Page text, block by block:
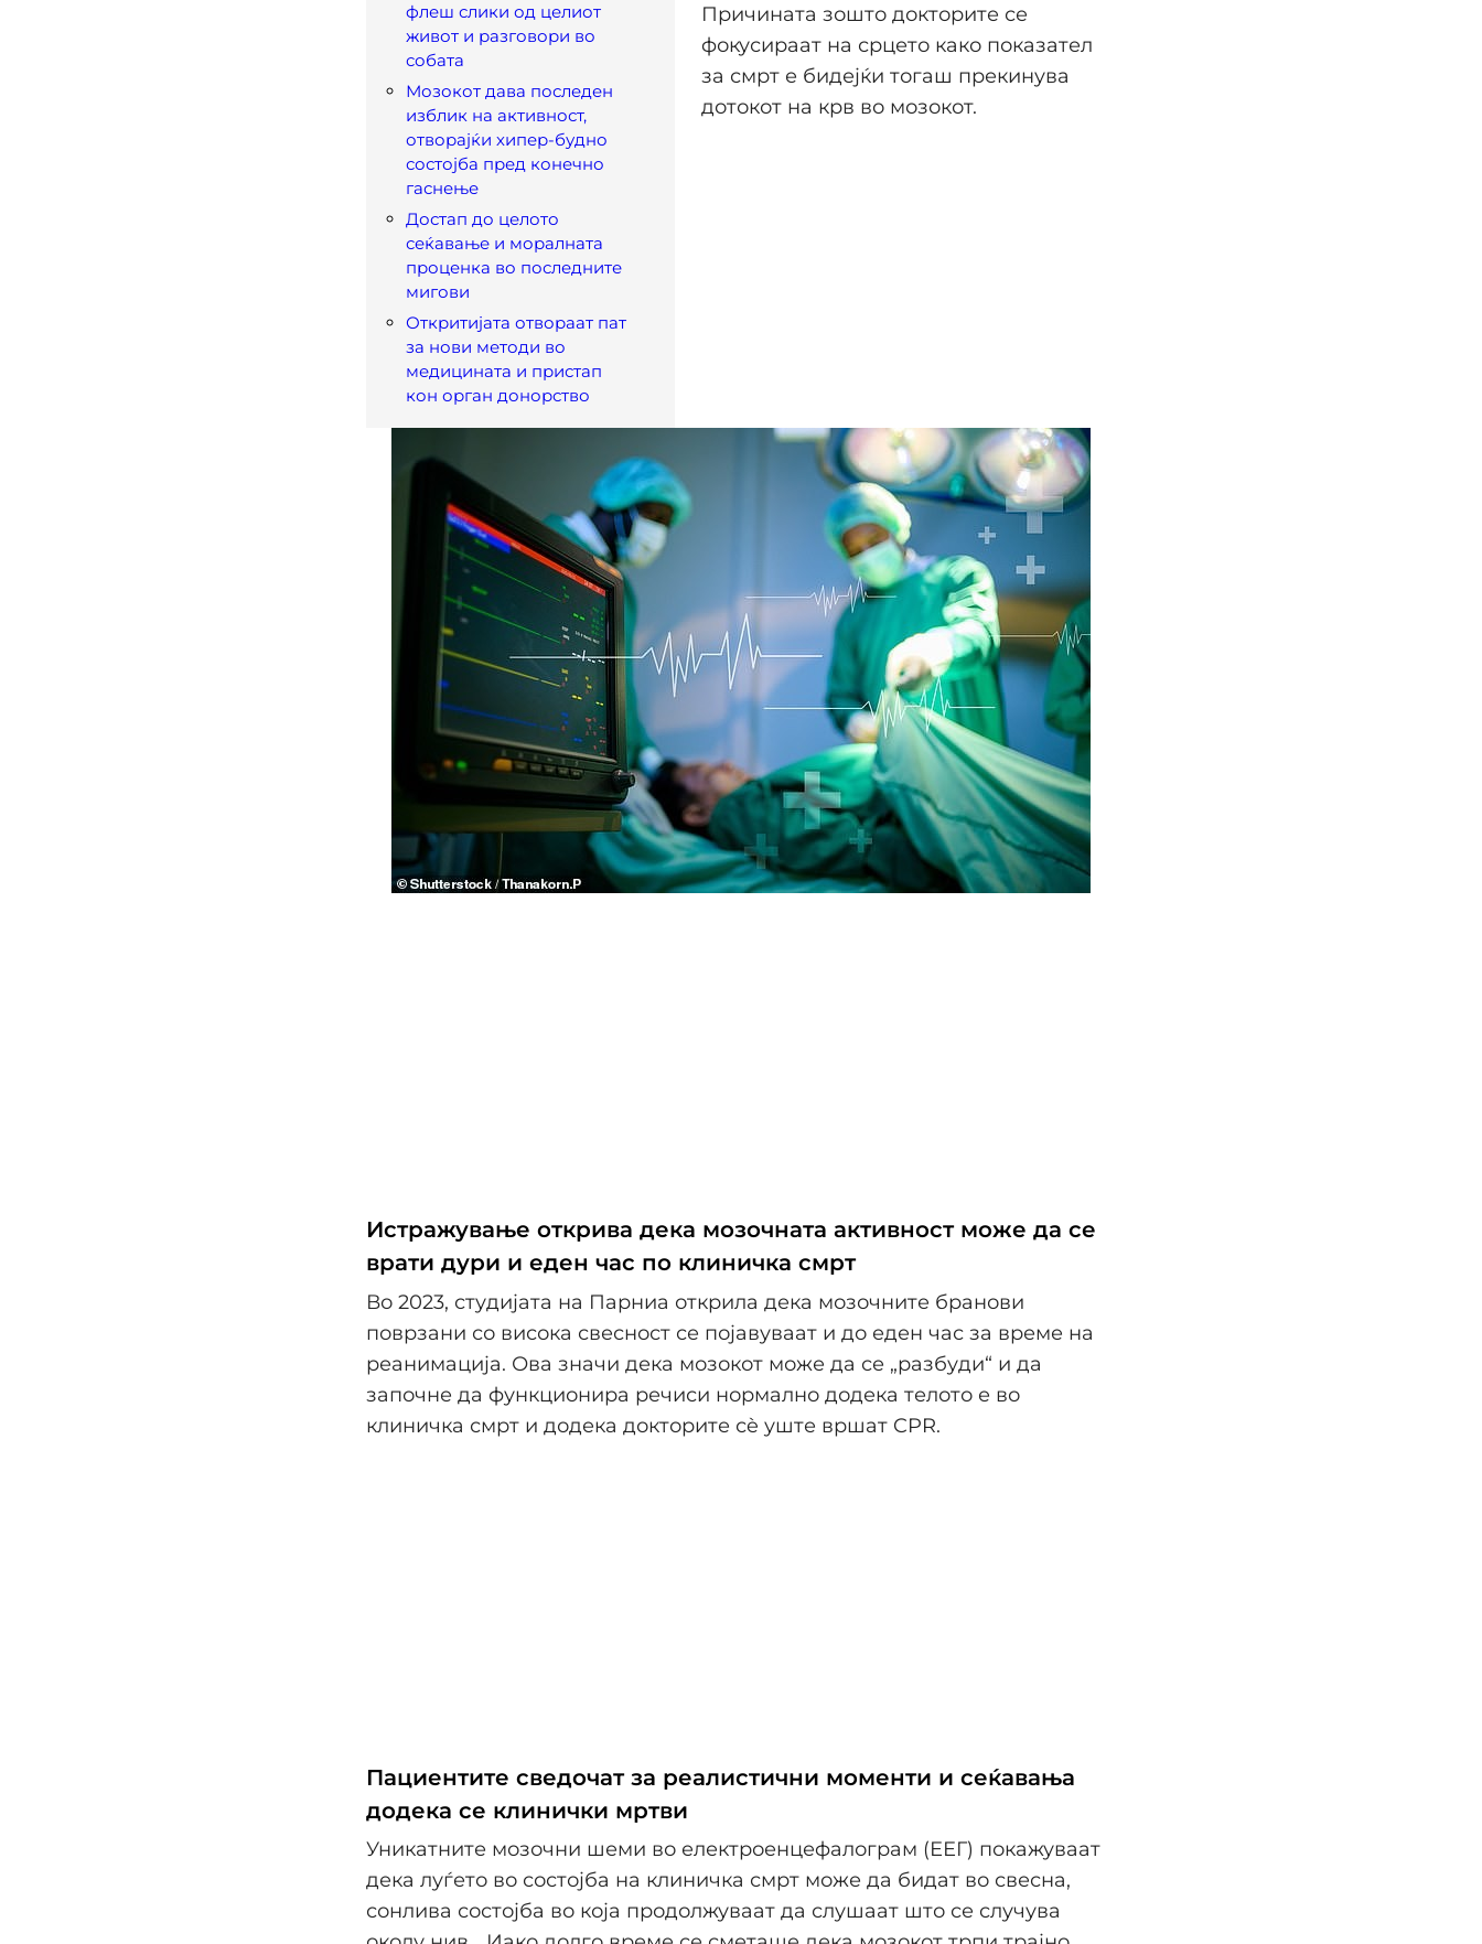
флеш слики од целиот
живот и разговори во
собата
Мозокот дава последен
изблик на активност,
отворајќи хипер-будно
состојба пред конечно
гаснење
Достап до целото
сеќавање и моралната
проценка во последните
мигови
Откритијата отвораат пат
за нови методи во
медицината и пристап
кон орган донорство
Причината зошто докторите се
фокусираат на срцето како показател
за смрт е бидејќи тогаш прекинува
дотокот на крв во мозокот.
Истражување открива дека мозочната активност може да се
врати дури и еден час по клиничка смрт
Во 2023, студијата на Парниа открила дека мозочните бранови
поврзани со висока свесност се појавуваат и до еден час за време на
реанимација. Ова значи дека мозокот може да се „разбуди“ и да
започне да функционира речиси нормално додека телото е во
клиничка смрт и додека докторите сè уште вршат CPR.
Пациентите сведочат за реалистични моменти и сеќавања
додека се клинички мртви
Уникатните мозочни шеми во електроенцефалограм (ЕЕГ) покажуваат
дека луѓето во состојба на клиничка смрт може да бидат во свесна,
сонлива состојба во која продолжуваат да слушаат што се случува